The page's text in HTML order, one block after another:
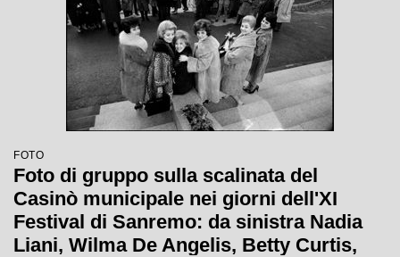
FOTO
Foto di gruppo sulla scalinata del
Casinò municipale nei giorni dell'XI
Festival di Sanremo: da sinistra Nadia
Liani, Wilma De Angelis, Betty Curtis,